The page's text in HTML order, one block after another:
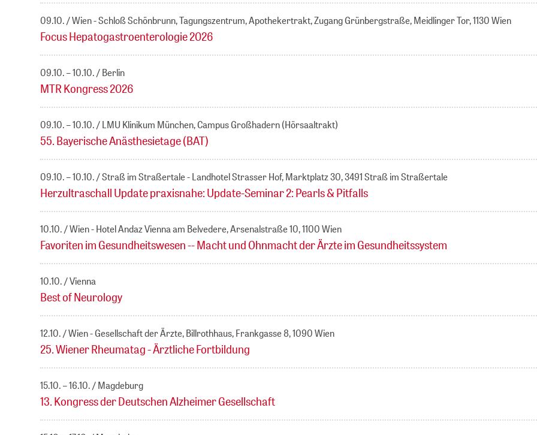
09.10. Wien - Schloß Schönbrunn, Tagungszentrum, Apothekertrakt, Zugang Grünbergstraße, Meidlinger Tor, 1130 Wien
Focus Hepatogastroenterologie 2026
09.10. – 10.10. Berlin
MTR Kongress 2026
09.10. – 10.10. LMU Klinikum München, Campus Großhadern (Hörsaaltrakt)
55. Bayerische Anästhesietage (BAT)
09.10. – 10.10. Straß im Straßertale - Landhotel Strasser Hof, Marktplatz 30, 3491 Straß im Straßertale
Herzultraschall Update praxisnahe: Update-Seminar 2: Pearls & Pitfalls
10.10. Wien - Hotel Andaz Vienna am Belvedere, Arsenalstraße 10, 1100 Wien
Favoriten im Gesundheitswesen -- Macht und Ohnmacht der Ärzte im Gesundheitssystem
10.10. Vienna
Best of Neurology
12.10. Wien - Gesellschaft der Ärzte, Billrothhaus, Frankgasse 8, 1090 Wien
25. Wiener Rheumatag - Ärztliche Fortbildung
15.10. – 16.10. Magdeburg
13. Kongress der Deutschen Alzheimer Gesellschaft